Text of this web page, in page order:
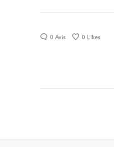
0 Avis 0 Likes